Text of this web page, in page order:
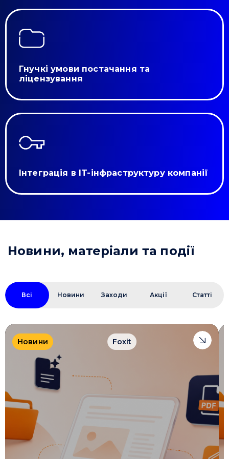
Гнучкі умови постачання та
ліцензування
Інтеграція в IT-інфраструктуру компанії
Новини, матеріали та події
Всі Новини Заходи Акції Статті
Новини Foxit